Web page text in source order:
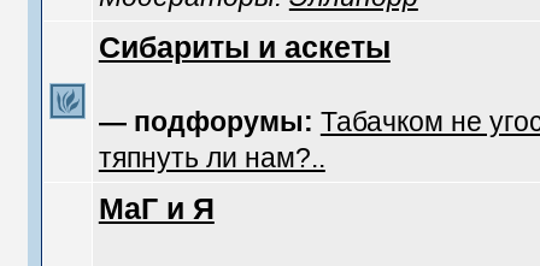
Сибариты и аскеты
— подфорумы: Табачком не
тяпнуть ли нам?..
МаГ и Я